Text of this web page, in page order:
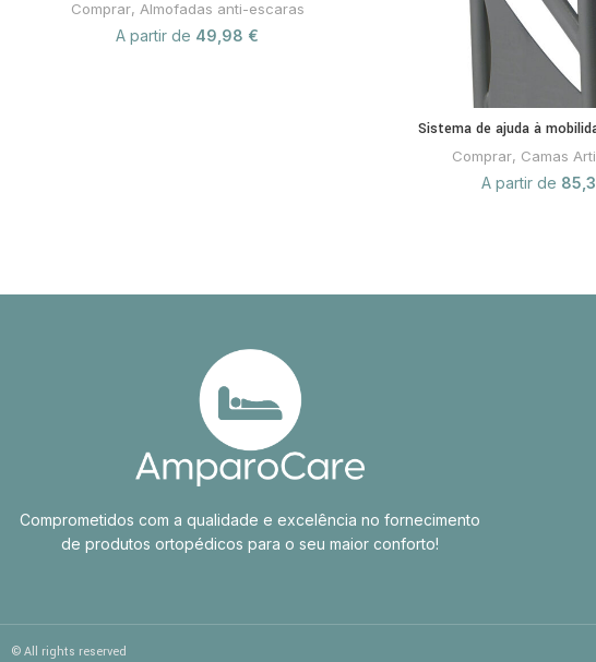
Comprar, Almofadas anti-escaras
A partir de 49,98 €
Sistema de ajuda à
Comprar, Camas
A partir de
Comprometidos com a qualidade e excelência no fornecimento
de produtos ortopédicos para o seu maior conforto!
© All rights reserved